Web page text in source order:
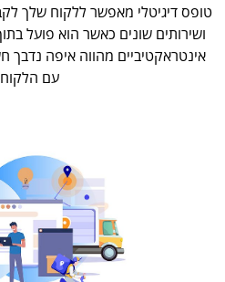
טופס דיגיטלי מאפשר ללקוח שלך
ושירותים שונים כאשר הוא פועל
אינטראקטיביים מהווה איפה נדבך
עם